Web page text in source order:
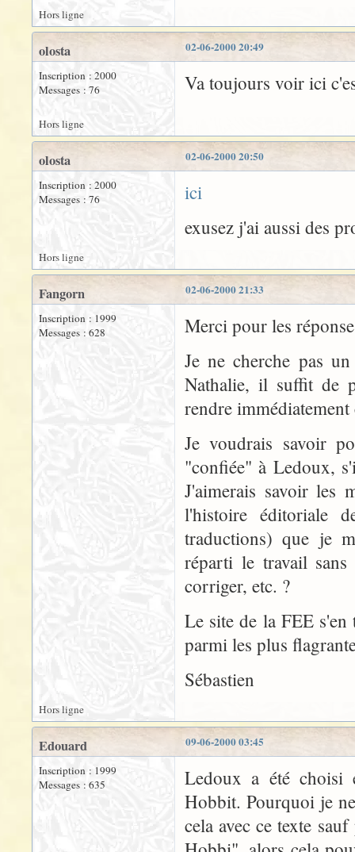
Hors ligne
02-06-2000 20:49
olosta
Inscription : 2000
Messages : 76
Va toujours voir ici
Hors ligne
02-06-2000 20:50
olosta
Inscription : 2000
Messages : 76
ici
exusez j'ai aussi des
Hors ligne
02-06-2000 21:33
Fangorn
Inscription : 1999
Messages : 628
Merci pour les
Je ne cherche pas
Nathalie, il suffit de
rendre
Je voudrais savoir
"confiée" à Ledoux,
J'aimerais savoir les
l'histoire éditoriale
traductions) que je
réparti le travail
corriger, etc. ?
Le site de la FEE
parmi les plus
Sébastien
Hors ligne
09-06-2000 03:45
Edouard
Inscription : 1999
Messages : 635
Ledoux a été choisi
Hobbit. Pourquoi je
cela avec ce texte